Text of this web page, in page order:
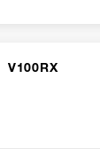
V100RX